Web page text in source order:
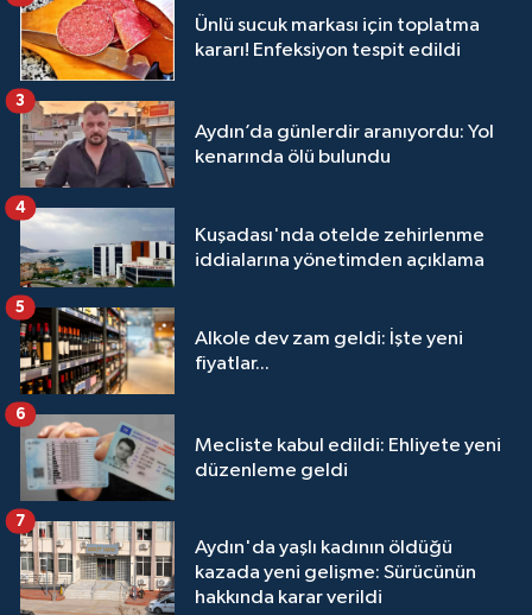
Ünlü sucuk markası için toplatma
kararı! Enfeksiyon tespit edildi
Aydın’da günlerdir aranıyordu: Yol
kenarında ölü bulundu
3
Kuşadası'nda otelde zehirlenme
iddialarına yönetimden açıklama
4
Alkole dev zam geldi: İşte yeni
fiyatlar...
5
Mecliste kabul edildi: Ehliyete yeni
düzenleme geldi
6
Aydın'da yaşlı kadının öldüğü
kazada yeni gelişme: Sürücünün
hakkında karar verildi
7